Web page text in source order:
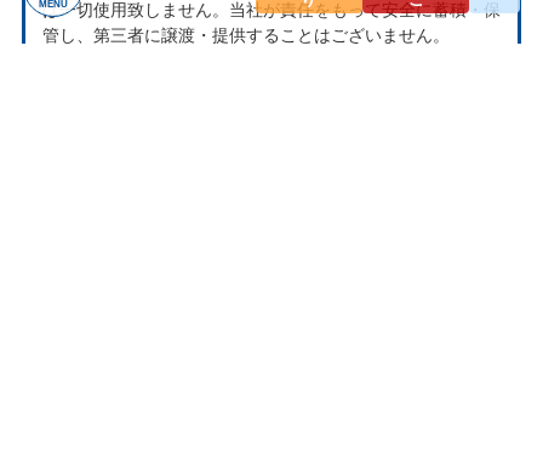
は一切使用致しません。当社が責任をもって安全に蓄積・保
管し、第三者に譲渡・提供することはございません。
MENU